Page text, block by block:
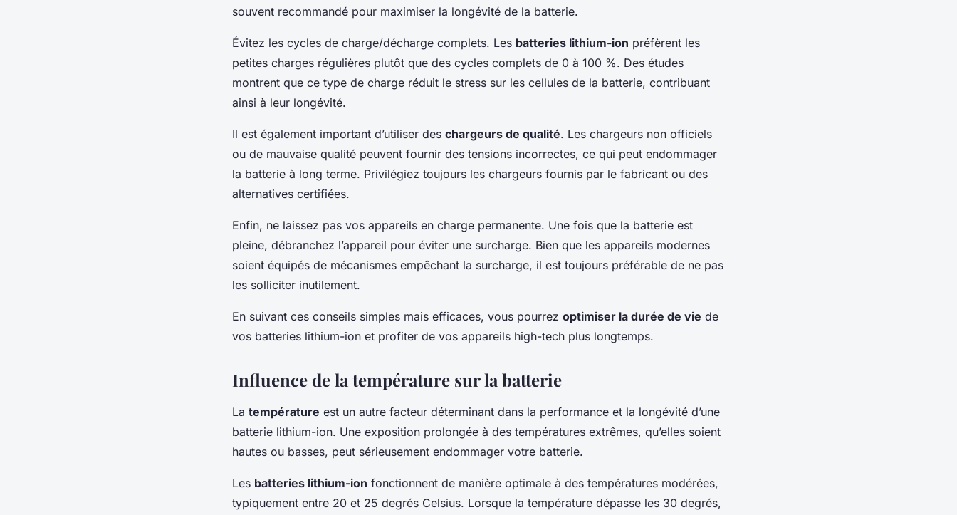
souvent recommandé pour maximiser la longévité de la batterie.
Évitez les cycles de charge/décharge complets. Les batteries lithium-ion préfèrent les
petites charges régulières plutôt que des cycles complets de 0 à 100 %. Des études
montrent que ce type de charge réduit le stress sur les cellules de la batterie, contribuant
ainsi à leur longévité.
Il est également important d’utiliser des chargeurs de qualité. Les chargeurs non officiels
ou de mauvaise qualité peuvent fournir des tensions incorrectes, ce qui peut endommager
la batterie à long terme. Privilégiez toujours les chargeurs fournis par le fabricant ou des
alternatives certifiées.
Enfin, ne laissez pas vos appareils en charge permanente. Une fois que la batterie est
pleine, débranchez l’appareil pour éviter une surcharge. Bien que les appareils modernes
soient équipés de mécanismes empêchant la surcharge, il est toujours préférable de ne pas
les solliciter inutilement.
En suivant ces conseils simples mais efficaces, vous pourrez optimiser la durée de vie de
vos batteries lithium-ion et profiter de vos appareils high-tech plus longtemps.
Influence de la température sur la batterie
La température est un autre facteur déterminant dans la performance et la longévité d’une
batterie lithium-ion. Une exposition prolongée à des températures extrêmes, qu’elles soient
hautes ou basses, peut sérieusement endommager votre batterie.
Les batteries lithium-ion fonctionnent de manière optimale à des températures modérées,
typiquement entre 20 et 25 degrés Celsius. Lorsque la température dépasse les 30 degrés,